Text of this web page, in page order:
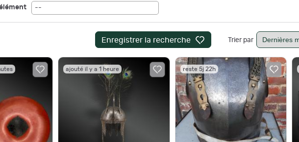
--
Enregistrer la recherche Trier par
ajouté il y a 1 heure reste 5j 22h